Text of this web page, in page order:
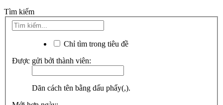
Tìm kiếm
Chỉ tìm trong tiêu đề
Được gửi bởi thành viên:
Dãn cách tên bằng dấu phẩy(,).